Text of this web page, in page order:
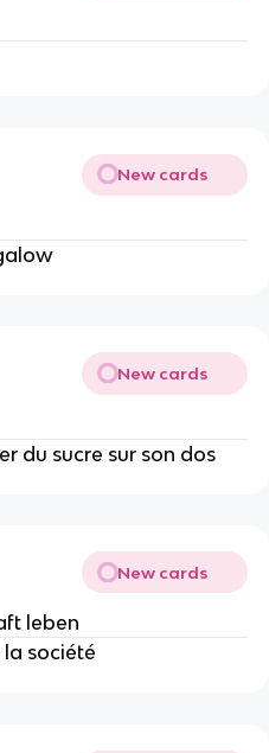
New cards
New cards
du sucre sur son dos
New cards
leben
société